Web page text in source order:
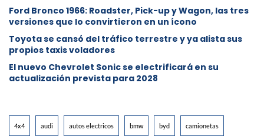
Ford Bronco 1966: Roadster, Pick-up y Wagon, las tres
versiones que lo convirtieron en un ícono
Toyota se cansó del tráfico terrestre y ya alista sus
propios taxis voladores
El nuevo Chevrolet Sonic se electrificará en su
actualización prevista para 2028
4x4 audi autos electricos bmw byd camionetas